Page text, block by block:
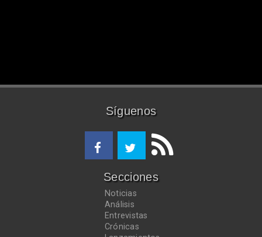
Síguenos
Secciones
Noticias
Análisis
Entrevistas
Crónicas